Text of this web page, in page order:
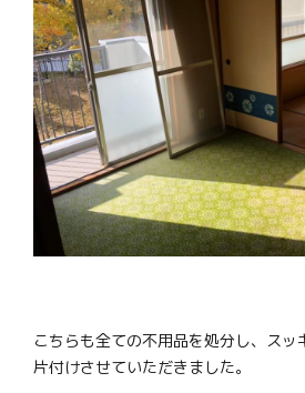
こちらも全ての不用品を処分し、スッ
片付けさせていただきました。